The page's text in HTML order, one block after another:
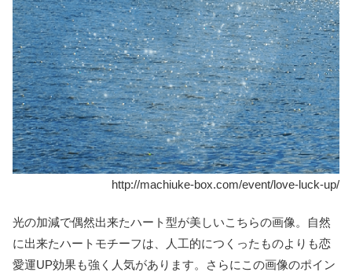
http://machiuke-box.com/event/love-luck-up/
光の加減で偶然出来たハート型が美しいこちらの画像。自然
に出来たハートモチーフは、人工的につくったものよりも恋
愛運UP効果も強く人気があります。さらにこの画像のポイン